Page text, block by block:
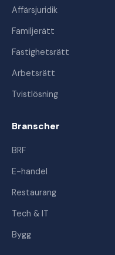
Affärsjuridik
Familjerätt
Fastighetsrätt
Arbetsrätt
Tvistlösning
Branscher
BRF
E-handel
Restaurang
Tech & IT
Bygg